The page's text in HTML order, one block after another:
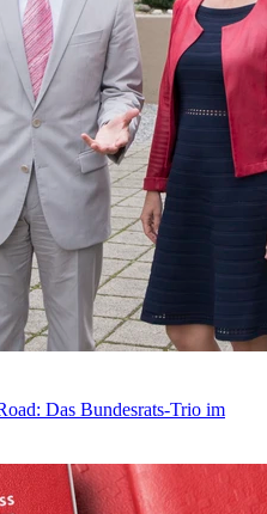
Das Bundesrats-Trio im